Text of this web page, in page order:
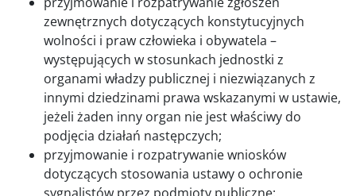
zewnętrznych dotyczących konstytucyjnych
wolności i praw człowieka i obywatela –
występujących w stosunkach jednostki z
organami władzy publicznej i niezwiązanych z
innymi dziedzinami prawa wskazanymi w ustawie,
jeżeli żaden inny organ nie jest właściwy do
podjęcia działań następczych;
przyjmowanie i rozpatrywanie wniosków
dotyczących stosowania ustawy o ochronie
sygnalistów przez podmioty publiczne;